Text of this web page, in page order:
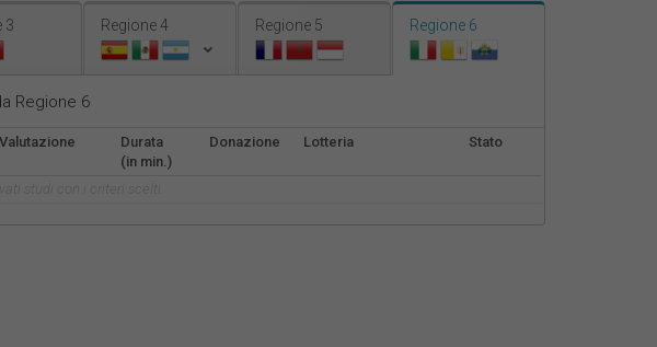
3 Regione 4 Regione 5 Regione 6
Regione 6
Valutazione
Durata
(in min.)
Donazione Lotteria Stato
Nederlands